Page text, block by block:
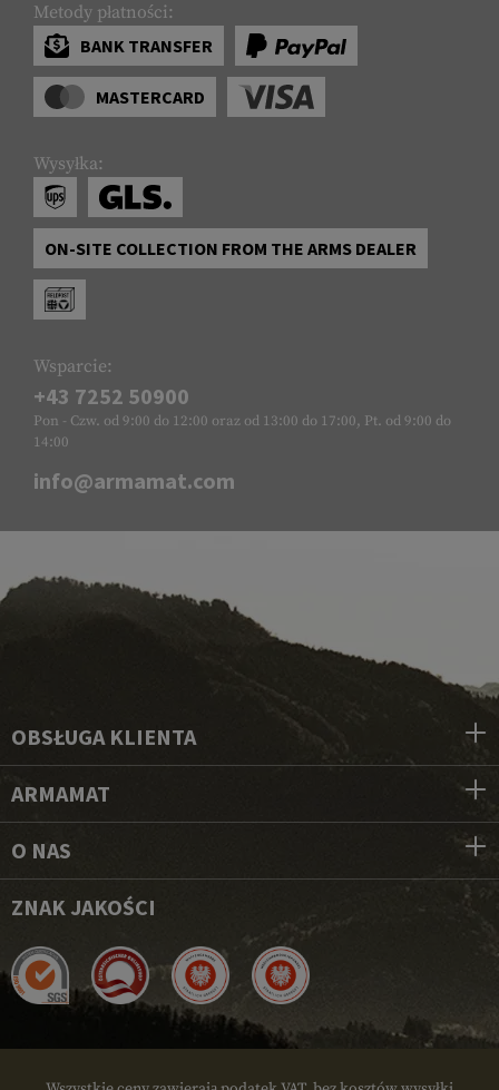
Metody płatności:
BANK TRANSFER
MASTERCARD
Wysyłka:
ON-SITE COLLECTION FROM THE ARMS DEALER
Wsparcie:
+43 7252 50900
Pon - Czw. od 9:00 do 12:00 oraz od 13:00 do 17:00, Pt. od 9:00 do
14:00
info@armamat.com
OBSŁUGA KLIENTA
ARMAMAT
O NAS
ZNAK JAKOŚCI